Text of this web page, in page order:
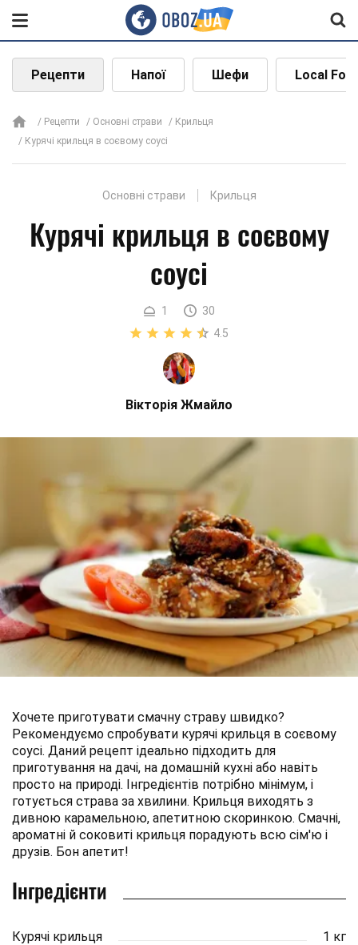
Рецепти Напої Шефи Local
Рецепти Основні страви
Крильця
Курячі крильця в соєвому соусі
Основні страви Крильця
Курячі крильця в соєвому
соусі
1
30
4.5
Вікторія Жмайло
Хочете приготувати смачну страву швидко?
Рекомендуємо спробувати курячі крильця в соєвому
соусі. Даний рецепт ідеально підходить для
приготування на дачі, на домашній кухні або навіть
просто на природі. Інгредієнтів потрібно мінімум, і
готується страва за хвилини. Крильця виходять з
дивною карамельною, апетитною скоринкою. Смачні,
ароматні й соковиті крильця порадують всю сім'ю і
друзів. Бон апетит!
Інгредієнти
Курячі крильця
1 кг